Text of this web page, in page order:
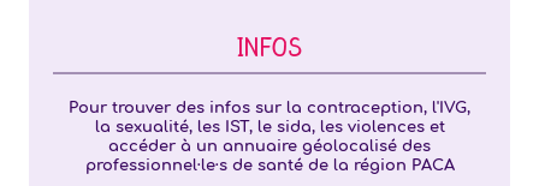
INFOS
Pour trouver des infos sur la contraception, l'IVG,
la sexualité, les IST, le sida, les violences et
accéder à un annuaire géolocalisé des
professionnel·le·s de santé de la région PACA